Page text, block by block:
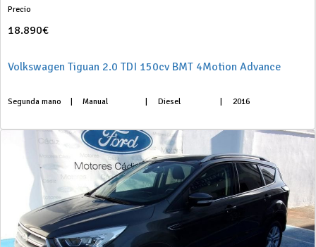
Precio
18.890€
Volkswagen Tiguan 2.0 TDI 150cv BMT 4Motion Advance
Segunda mano Manual Diesel 2016